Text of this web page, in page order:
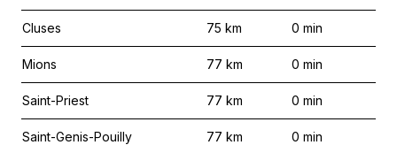
Cluses 75 km 0 min
Mions 77 km 0 min
Saint-Priest 77 km 0 min
Saint-Genis-Pouilly 77 km 0 min